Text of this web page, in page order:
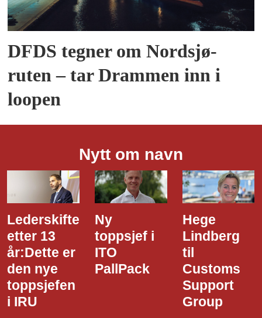
DFDS tegner om Nordsjø-
ruten – tar Drammen inn i
loopen
Nytt om navn
Ny
toppsjef i
ITO
PallPack
Hege
Lindberg
til
Customs
Dette er
den nye
i Narvik
Havn